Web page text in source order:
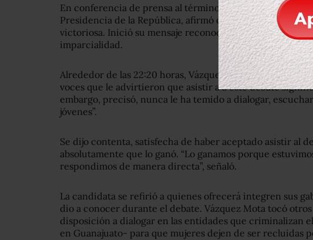
En conferencia de prensa al término del debate, la
Presidencia de la República, afirmó que el del “132” es el
victoriosa. Inició su mensaje reconociendo el
imparcialidad.
Alrededor de las 22:20 horas, Vázquez Mota llegó a
voces que le advirtieron que asistir a a este debate
embargo, precisó, nunca le ha temido a dialogar,
jóvenes”.
Se dijo contenta, satisfecha de haber aceptado asistir al
absolutamente que lo ganó. “Lo ganamos porque
respondimos de manera directa”, señaló.
La candidata se refirió a quienes ofrecerá integren sus
dio a conocer durante el debate. Vázquez Mota tocó
disposición a dialogar en las entidades que criminalizan
en Guanajuato- para que mujeres dejen de ser recluidas